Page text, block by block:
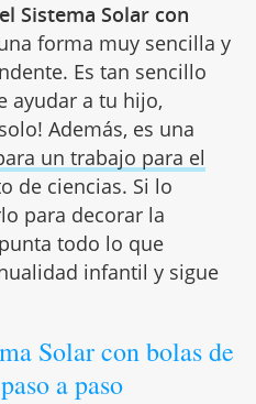
Sistema Solar con
forma muy sencilla y
Es tan sencillo
ayudar a tu hijo,
Además, es una
un trabajo para el
de ciencias. Si lo
para decorar la
todo lo que
infantil y sigue
Solar con bolas de
a paso